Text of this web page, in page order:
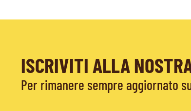
ISCRIVITI ALLA
Per rimanere sempre aggiornato